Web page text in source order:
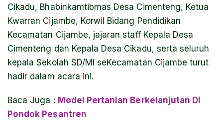
Cikadu, Bhabinkamtibmas Desa Cimenteng, Ketua
Kwarran Cijambe, Korwil Bidang Pendidikan
Kecamatan Cijambe, jajaran staff Kepala Desa
Cimenteng dan Kepala Desa Cikadu, serta seluruh
kepala Sekolah SD/MI seKecamatan Cijambe turut
hadir dalam acara ini.
Baca Juga : Model Pertanian Berkelanjutan Di
Pondok Pesantren